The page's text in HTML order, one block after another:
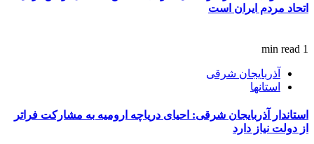
اتحاد مردم ایران است
1 min read
آذربایجان شرقی
استانها
استاندار آذربایجان شرقی: احیای دریاچه ارومیه به مشارکت فراتر
از دولت نیاز دارد